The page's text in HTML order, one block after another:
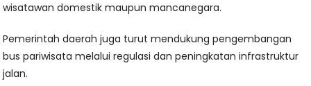
wisatawan domestik maupun mancanegara.
Pemerintah daerah juga turut mendukung pengembangan
bus pariwisata melalui regulasi dan peningkatan infrastruktur
jalan.